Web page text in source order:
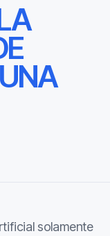
solamente